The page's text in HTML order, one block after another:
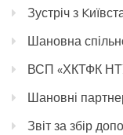
Зустріч з
Шановна
ВСП «ХКТФК НТУ
Шановні
Звіт за збір